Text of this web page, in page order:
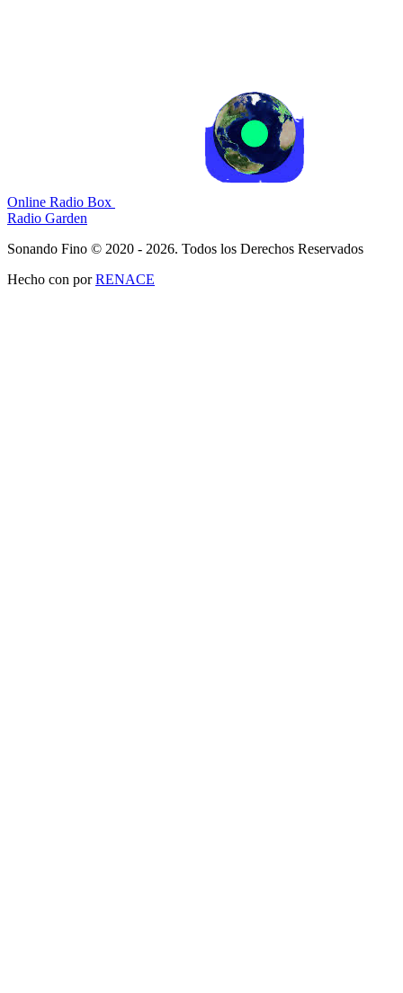
Online Radio Box
Radio Garden
Sonando Fino © 2020 - 2026. Todos los Derechos Reservados
Hecho con porRENACE